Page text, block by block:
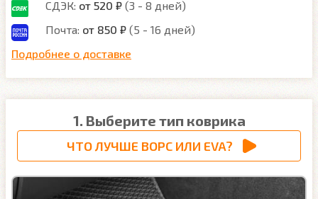
СДЭК: от 520 ₽ (3 - 8 дней)
Почта: от 850 ₽ (5 - 16 дней)
Подробнее о доставке
1. Выберите тип коврика
ЧТО ЛУЧШЕ ВОРС ИЛИ EVA?